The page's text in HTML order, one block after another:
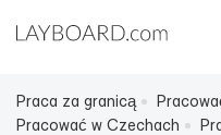
Praca za granicą
Pracować w Czechach